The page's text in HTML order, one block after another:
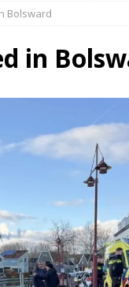
en wagen met stro in
aangevaren op
Bolsward
in